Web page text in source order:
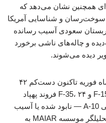
همچنین نشان می‌دهد که
سوخت‌رسان و شناسایی آمریکا
سعودی آسیب رسانده
و چاله‌های ناشی برخورد
دیده می‌شوند.
این گزارش همچنین نشان داد که از ماه فوریه تاکنون دست‌کم ۴۲
فروند هواپیما — شامل جنگنده‌های F-15 و F-35، ۲۴ فروند پهپاد
MQ-9 Reaper و یک هواپیمای تهاجمی A-10 — نابود شده یا آسیب
دیده‌اند.یکی از این هواپیماها توسط تحلیلگر موسسه MAIAR به